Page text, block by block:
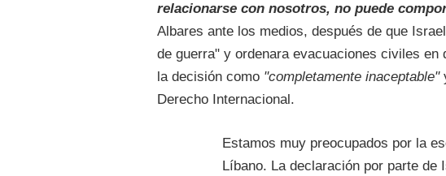
relacionarse con nosotros, no puede
Albares ante los medios, después de que
de guerra" y ordenara evacuaciones civiles
la decisión como "completamente inaceptable"
Derecho Internacional.
Estamos muy preocupados por la
Líbano. La declaración por parte de